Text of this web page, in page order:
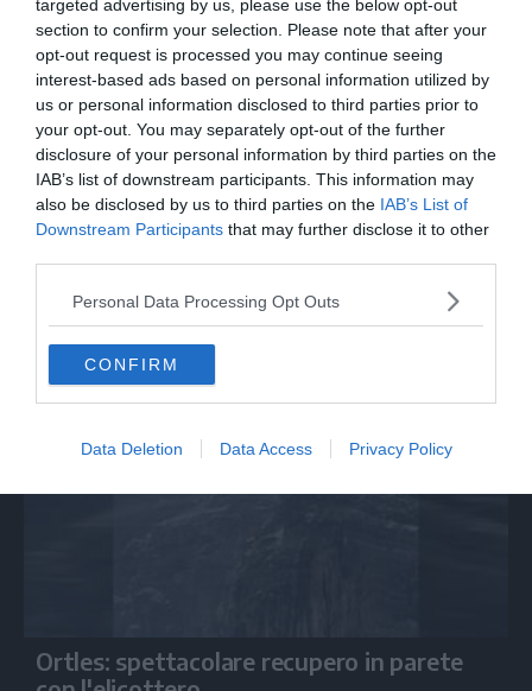
targeted advertising by us, please use the below opt-out
section to confirm your selection. Please note that after your
opt-out request is processed you may continue seeing
interest-based ads based on personal information utilized by
us or personal information disclosed to third parties prior to
your opt-out. You may separately opt-out of the further
disclosure of your personal information by third parties on the
IAB’s list of downstream participants. This information may
also be disclosed by us to third parties on the IAB’s List of
Downstream Participants that may further disclose it to other
Personal Data Processing Opt Outs
CONFIRM
Data Deletion Data Access Privacy Policy
ITALIA
Ortles: spettacolare recupero in parete
Ortles: spettacolare recupero in parete